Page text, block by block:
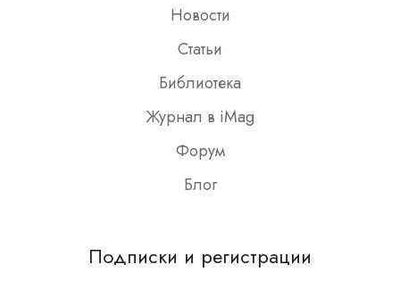
Новости
Статьи
Библиотека
Журнал в iMag
Форум
Блог
Подписки и регистрации